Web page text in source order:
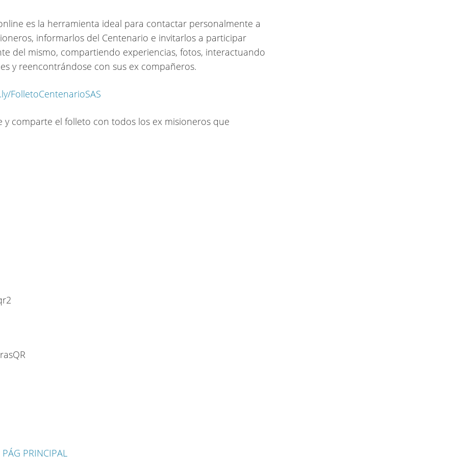
es la herramienta ideal para contactar personalmente a
informarlos del Centenario e invitarlos a participar
del mismo, compartiendo experiencias, fotos, interactuando
y reencontrándose con sus ex compañeros.
FolletoCentenarioSAS
y comparte el folleto con todos los ex misioneros que
PRINCIPAL